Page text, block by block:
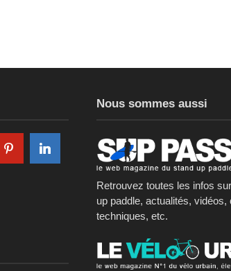
Nous sommes aussi
Retrouvez toutes les infos
up paddle, actualités, vidéos,
techniques, etc.